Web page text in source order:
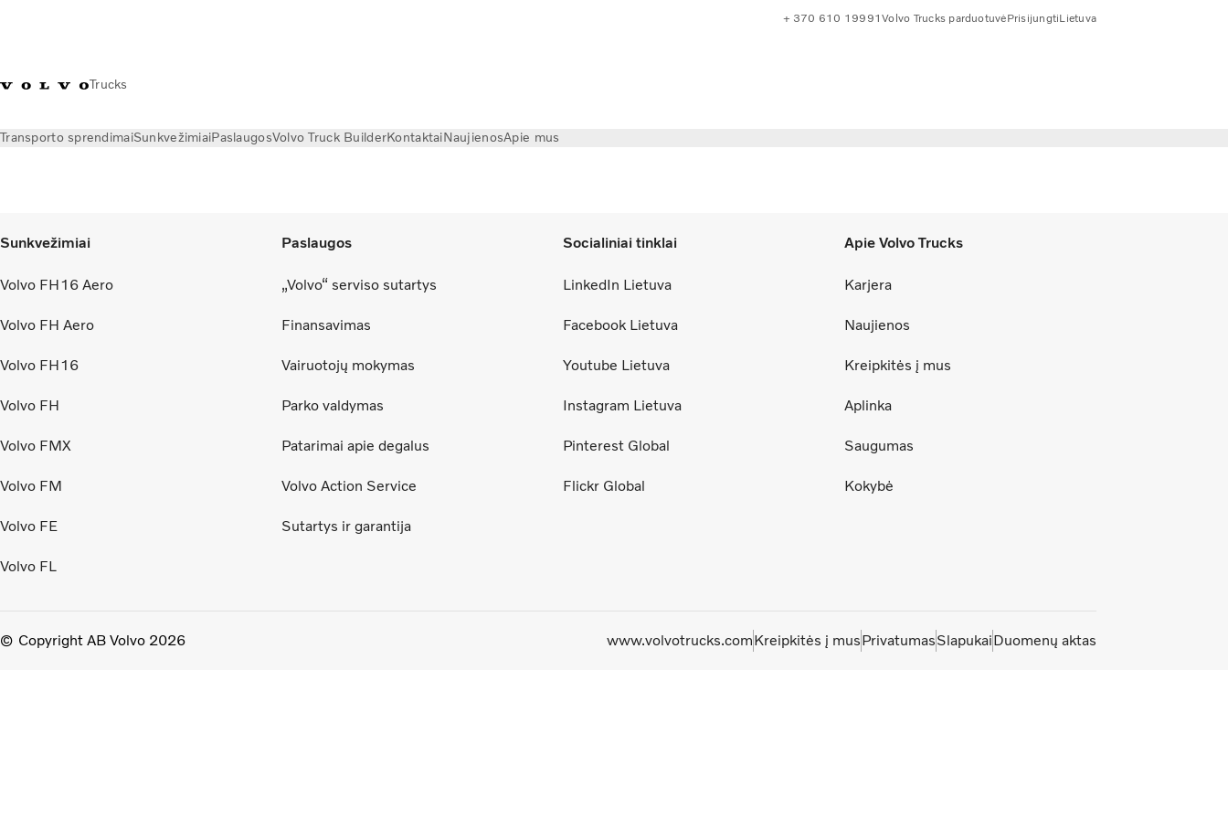
Trucks
+ 370 610 19991Volvo Trucks parduotuvėPrisijungtiLietuva
Transporto sprendimaiSunkvežimiaiPaslaugosVolvo Truck BuilderKontaktaiNaujienosApie mus
Sunkvežimiai
Volvo FH16 Aero
Volvo FH Aero
Volvo FH16
Volvo FH
Volvo FMX
Volvo FM
Volvo FE
Volvo FL
Paslaugos
„Volvo“ serviso sutartys
Finansavimas
Vairuotojų mokymas
Parko valdymas
Patarimai apie degalus
Volvo Action Service
Sutartys ir garantija
Socialiniai tinklai
LinkedIn Lietuva
Facebook Lietuva
Youtube Lietuva
Instagram Lietuva
Pinterest Global
Flickr Global
Apie Volvo Trucks
Karjera
Naujienos
Kreipkitės į mus
Aplinka
Saugumas
Kokybė
Copyright AB Volvo 2026 www.volvotrucks.comKreipkitės į musPrivatumasSlapukaiDuomenų aktas